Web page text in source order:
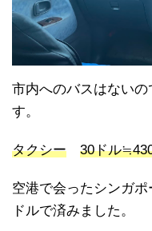
市内へのバスはない
す。
タクシー 30ドル
空港で会ったシンガ
ドルで済みました。